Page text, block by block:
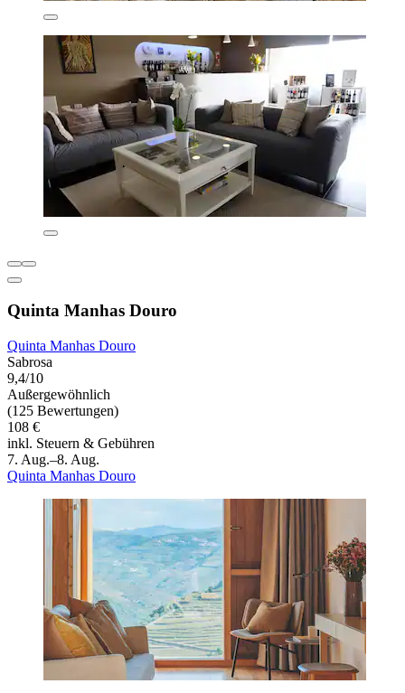
Quinta Manhas Douro
Quinta Manhas Douro
Sabrosa
9,4/10
Außergewöhnlich
(125 Bewertungen)
108 €
inkl. Steuern & Gebühren
7. Aug.–8. Aug.
Quinta Manhas Douro